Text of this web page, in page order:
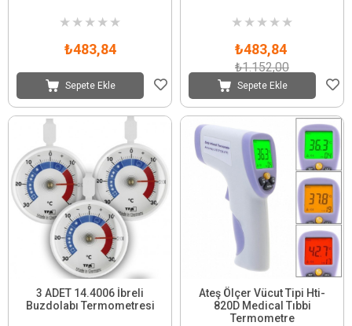
★ ★ ★ ★ ★
₺483,84
Sepete Ekle
★ ★ ★ ★ ★
₺483,84
₺1.152,00
Sepete Ekle
3 ADET 14.4006 İbreli
Buzdolabı Termometresi
Ateş Ölçer Vücut Tipi Hti-
820D Medical Tıbbi
Termometre